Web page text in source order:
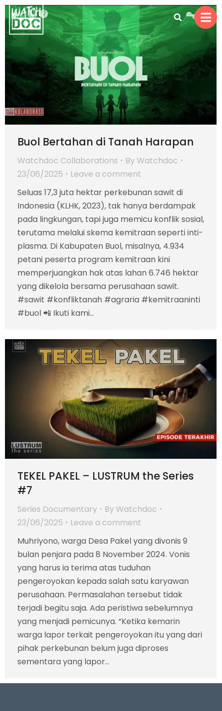
Buol Bertahan di Tanah Harapan
Watchdoc Collaborations ByWatchdoc
23/06/2025
Leave a comment
Seluas 17,3 juta hektar perkebunan sawit di
Indonesia (KLHK, 2023), tak hanya berdampak
pada lingkungan, tapi juga memicu konflik sosial,
terutama melalui skema kemitraan seperti inti-
plasma. Di Kabupaten Buol, misalnya, 4.934
petani peserta program kemitraan kini
memperjuangkan hak atas lahan 6.746 hektar
yang dikelola bersama perusahaan sawit.
#sawit #konfliktanah #agraria #kemitraaninti
#buol 📲 Ikuti kami…
TEKEL PAKEL – LUSTRUM the Series
#7
Series Documentary ByWatchdoc
23/06/2025
Leave a comment
Muhriyono, warga Desa Pakel yang divonis 9
bulan penjara pada 8 November 2024. Vonis
yang harus ia terima atas tuduhan
pengeroyokan kepada salah satu karyawan
perusahaan. Permasalahan tersebut tidak
terjadi begitu saja. Ada peristiwa sebelumnya
yang menjadi pemicunya. “Ketika kemarin
warga lapor terkait pengeroyokan itu yang dari
pihak perkebunan belum juga diproses
sementara yang lapor…